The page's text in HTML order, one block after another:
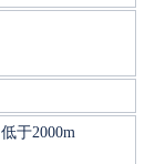
于2000m